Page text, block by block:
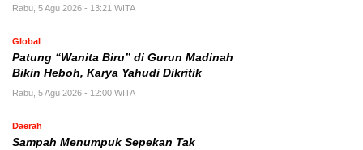
Rabu, 5 Agu 2026 - 13:21 WITA
Global
Patung “Wanita Biru” di Gurun Madinah
Bikin Heboh, Karya Yahudi Dikritik
Rabu, 5 Agu 2026 - 12:00 WITA
Daerah
Sampah Menumpuk Sepekan Tak